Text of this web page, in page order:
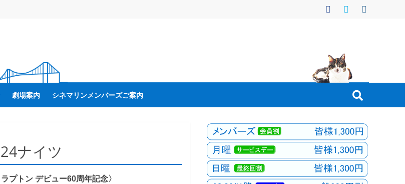
劇場案内 シネマリンメンバーズご案内
ナイツ
プトン デビュー60周年記念〉